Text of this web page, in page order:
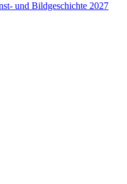
und Bildgeschichte 2027